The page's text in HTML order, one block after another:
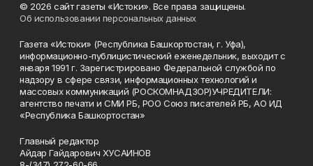
© 2026 сайт газеты «Истоки». Все права защищены.
Об использовании персональных данных
Газета «Истоки» (Республика Башкортостан, г. Уфа),
информационно-публицистический еженедельник, выходит с
января 1991 г. Зарегистрировано Федеральной службой по
надзору в сфере связи, информационных технологий и
массовых коммуникаций (РОСКОМНАДЗОР)УЧРЕДИТЕЛИ:
агентство печати и СМИ РБ, РОО Союз писателей РБ, АО ИД
«Республика Башкортостан»
Главный редактор
Айдар Гайдарович ХУСАИНОВ